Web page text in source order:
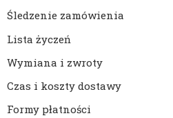
Śledzenie zamówienia
Lista życzeń
Wymiana i zwroty
Czas i koszty dostawy
Formy płatności